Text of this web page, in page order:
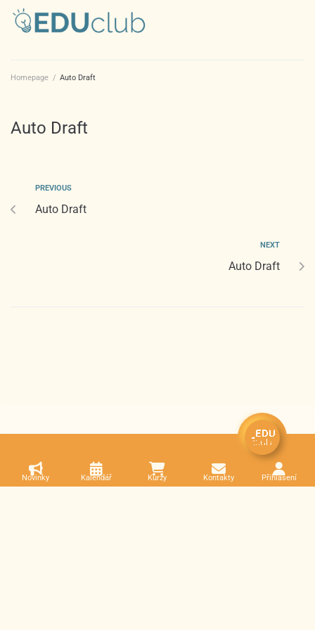
Homepage / Auto Draft
Auto Draft
PREVIOUS
Auto Draft
NEXT
Auto Draft
Novinky Kalendář Kurzy Kontakty Přihlášení